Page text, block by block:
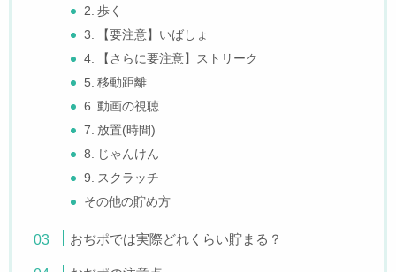
2. 歩く
3. 【要注意】いばしょ
4. 【さらに要注意】ストリーク
5. 移動距離
6. 動画の視聴
7. 放置(時間)
8. じゃんけん
9. スクラッチ
その他の貯め方
おぢポでは実際どれくらい貯まる？